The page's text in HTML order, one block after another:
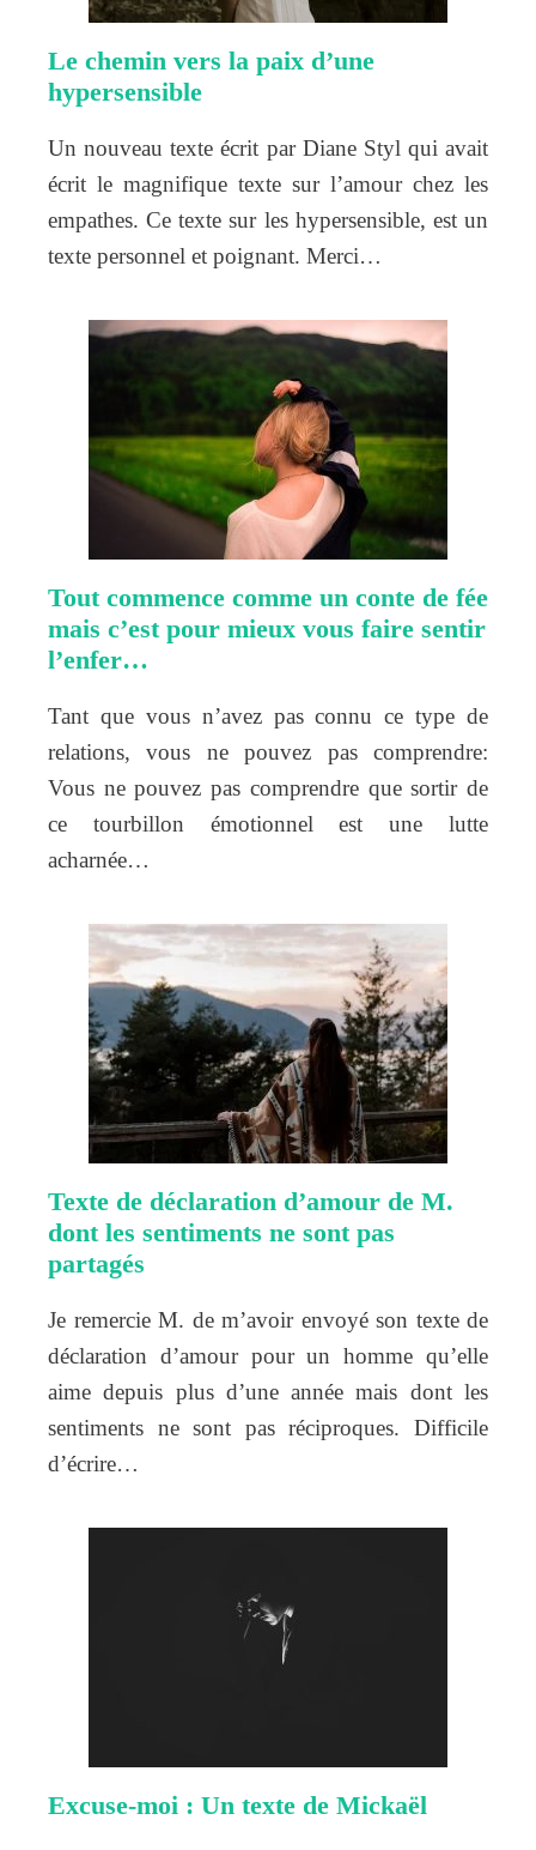
Le chemin vers la paix d’une
hypersensible
Un nouveau texte écrit par Diane Styl qui avait
écrit le magnifique texte sur l’amour chez les
empathes. Ce texte sur les hypersensible, est un
texte personnel et poignant. Merci…
Tout commence comme un conte de fée
mais c’est pour mieux vous faire sentir
l’enfer…
Tant que vous n’avez pas connu ce type de
relations, vous ne pouvez pas comprendre:
Vous ne pouvez pas comprendre que sortir de
ce tourbillon émotionnel est une lutte
acharnée…
Texte de déclaration d’amour de M.
dont les sentiments ne sont pas
partagés
Je remercie M. de m’avoir envoyé son texte de
déclaration d’amour pour un homme qu’elle
aime depuis plus d’une année mais dont les
sentiments ne sont pas réciproques. Difficile
d’écrire…
Excuse-moi : Un texte de Mickaël